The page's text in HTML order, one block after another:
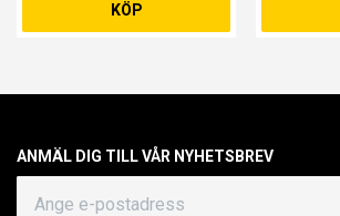
KÖP
ANMÄL DIG TILL VÅR NYHETSBREV